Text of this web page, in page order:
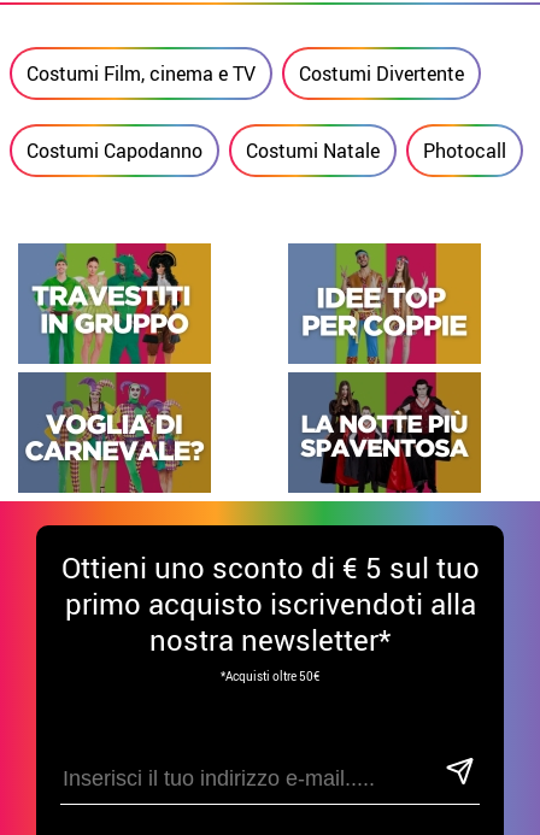
Costumi Film, cinema e TV Costumi Divertente
Costumi Capodanno Costumi Natale Photocall
Ottieni uno sconto di € 5 sul tuo
primo acquisto iscrivendoti alla
nostra newsletter*
*Acquisti oltre 50€